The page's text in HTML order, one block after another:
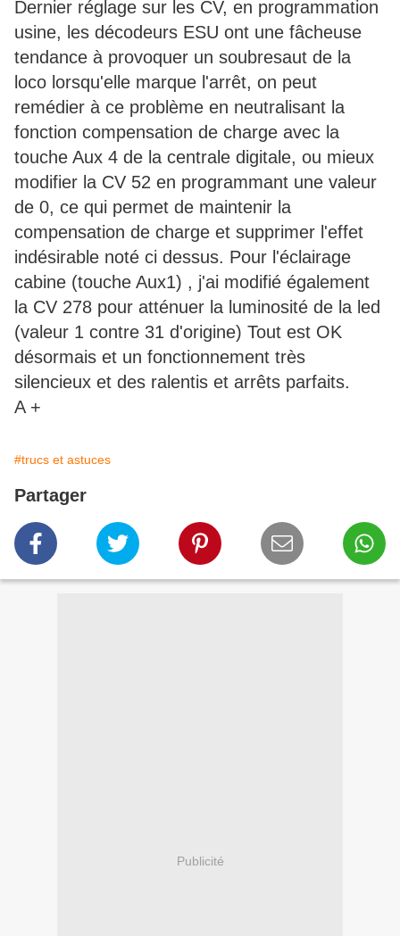
Dernier réglage sur les CV, en programmation
usine, les décodeurs ESU ont une fâcheuse
tendance à provoquer un soubresaut de la
loco lorsqu'elle marque l'arrêt, on peut
remédier à ce problème en neutralisant la
fonction compensation de charge avec la
touche Aux 4 de la centrale digitale, ou mieux
modifier la CV 52 en programmant une valeur
de 0, ce qui permet de maintenir la
compensation de charge et supprimer l'effet
indésirable noté ci dessus. Pour l'éclairage
cabine (touche Aux1) , j'ai modifié également
la CV 278 pour atténuer la luminosité de la led
(valeur 1 contre 31 d'origine) Tout est OK
désormais et un fonctionnement très
silencieux et des ralentis et arrêts parfaits.
A +
#trucs et astuces
Partager
Publicité